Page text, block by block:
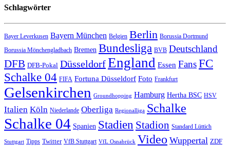
Schlagwörter
Bayer Leverkusen Bayern München Belgien Berlin Borussia Dortmund
Borussia Mönchengladbach Bremen Bundesliga BVB Deutschland
DFB DFB-Pokal DüsseldorfEngland Essen FansFC
Schalke 04 FIFA Fortuna Düsseldorf Foto Frankfurt
Gelsenkirchen Groundhopping Hamburg Hertha BSC HSV
Italien Köln Niederlande Oberliga Regionalliga Schalke
Schalke 04 Spanien Stadien Stadion Standard Lüttich
Stuttgart Tipps Twitter VfB Stuttgart VfL Osnabrück Video Wuppertal ZDF